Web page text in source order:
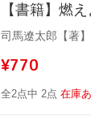
【書籍】燃
司馬遼太郎【著】
¥770
全2点中 2点 在庫